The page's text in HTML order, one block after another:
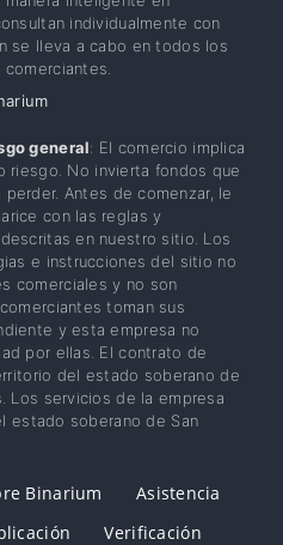
individualmente con
se lleva a cabo en todos los
general: El comercio implica
riesgo. No invierta fondos que
Antes de comenzar, le
con las reglas y
en nuestro sitio. Los
e instrucciones del sitio no
comerciales y no son
toman sus
y esta empresa no
por ellas. El contrato de
del estado soberano de
Los servicios de la empresa
estado soberano de San
Binarium
Asistencia
Verificación